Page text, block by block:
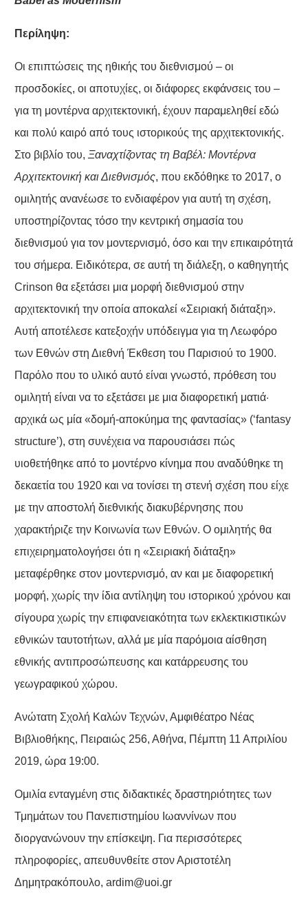
Περίληψη:
Οι επιπτώσεις της ηθικής του διεθνισμού – οι
προσδοκίες, οι αποτυχίες, οι διάφορες εκφάνσεις του –
για τη μοντέρνα αρχιτεκτονική, έχουν παραμεληθεί εδώ
και πολύ καιρό από τους ιστορικούς της αρχιτεκτονικής.
Στο βιβλίο του, Ξαναχτίζοντας τη Βαβέλ: Μοντέρνα
Αρχιτεκτονική και Διεθνισμός, που εκδόθηκε το 2017, ο
ομιλητής ανανέωσε το ενδιαφέρον για αυτή τη σχέση,
υποστηρίζοντας τόσο την κεντρική σημασία του
διεθνισμού για τον μοντερνισμό, όσο και την επικαιρότητά
του σήμερα. Ειδικότερα, σε αυτή τη διάλεξη, ο καθηγητής
Crinson θα εξετάσει μια μορφή διεθνισμού στην
αρχιτεκτονική την οποία αποκαλεί «Σειριακή διάταξη».
Αυτή αποτέλεσε κατεξοχήν υπόδειγμα για τη Λεωφόρο
των Εθνών στη Διεθνή Έκθεση του Παρισιού το 1900.
Παρόλο που το υλικό αυτό είναι γνωστό, πρόθεση του
ομιλητή είναι να το εξετάσει με μια διαφορετική ματιά·
αρχικά ως μία «δομή-αποκύημα της φαντασίας» (‘fantasy
structure’), στη συνέχεια να παρουσιάσει πώς
υιοθετήθηκε από το μοντέρνο κίνημα που αναδύθηκε τη
δεκαετία του 1920 και να τονίσει τη στενή σχέση που είχε
με την αποστολή διεθνικής διακυβέρνησης που
χαρακτήριζε την Κοινωνία των Εθνών. Ο ομιλητής θα
επιχειρηματολογήσει ότι η «Σειριακή διάταξη»
μεταφέρθηκε στον μοντερνισμό, αν και με διαφορετική
μορφή, χωρίς την ίδια αντίληψη του ιστορικού χρόνου και
σίγουρα χωρίς την επιφανειακότητα των εκλεκτικιστικών
εθνικών ταυτοτήτων, αλλά με μία παρόμοια αίσθηση
εθνικής αντιπροσώπευσης και κατάρρευσης του
γεωγραφικού χώρου.
Ανώτατη Σχολή Καλών Τεχνών, Αμφιθέατρο Νέας
Βιβλιοθήκης, Πειραιώς 256, Αθήνα, Πέμπτη 11 Απριλίου
2019, ώρα 19:00.
Ομιλία ενταγμένη στις διδακτικές δραστηριότητες των
Τμημάτων του Πανεπιστημίου Ιωαννίνων που
διοργανώνουν την επίσκεψη. Για περισσότερες
πληροφορίες, απευθυνθείτε στον Αριστοτέλη
Δημητρακόπουλο, ardim@uoi.gr